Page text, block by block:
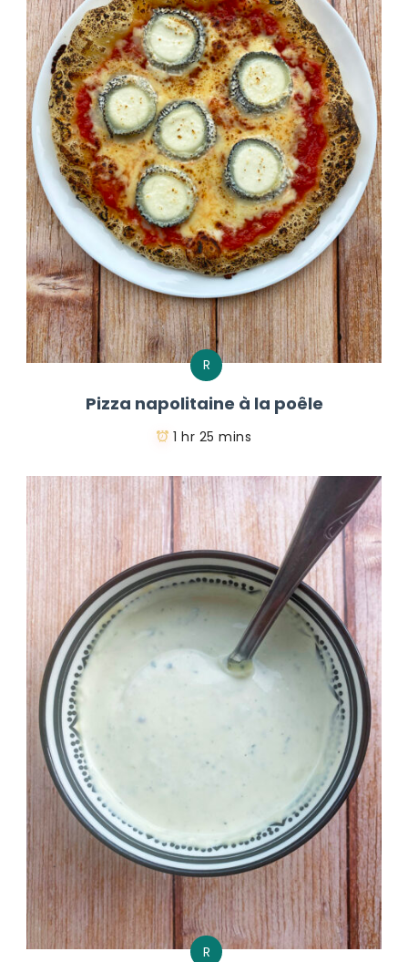
R
Pizza napolitaine à la poêle
1 hr 25 mins
R